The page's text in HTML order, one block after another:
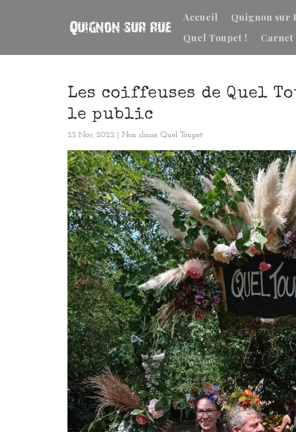
Accueil Quignon sur
Quel Toupet !
Carnet
Les coiffeuses de Quel
le public
23 Nov, 2022 Non classé,Quel Toupet